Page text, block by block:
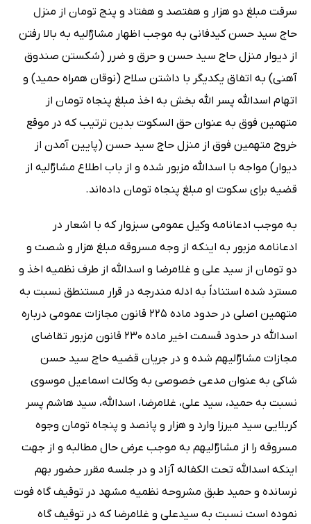
سرقت مبلغ دو هزار و هفتصد و هفتاد و پنج تومان از منزل
حاج سید حسن کیدفانی به موجب اظهار مشارٌالیه به بالا رفتن
از دیوار منزل حاج سید حسن و حرق و ضرر (شکستن صندوق
آهنی) به اتفاق یکدیگر با داشتن سلاح (نوقان همراه حمید) و
اتهام اسدالله پسر الله بخش به اخذ مبلغ پنجاه تومان از
متهمین فوق به عنوان حق السکوت بدین ترتیب که در موقع
خروج متهمین فوق از منزل حاج سید حسن (پایین آمدن از
دیوار) مواجه با اسدالله مزبور شده و از باب اطلاع مشارٌالیه از
قضیه برای سکوت او مبلغ پنجاه تومان داده‌اند.
به موجب ادعانامه وکیل عمومی سبزوار که با اشعار در
ادعانامه مزبور به اینکه از وجه مسروقه مبلغ هزار و شصت و
دو تومان از سید علی و غلامرضا و اسدالله از طرف نظمیه اخذ و
مسترد شده استناداً به ادله مندرجه در قرار مستنطق نسبت به
متهمین اصلی در حدود ماده 225 قانون مجازات عمومی درباره
اسدالله در حدود قسمت اخیر ماده 230 قانون مزبور تقاضای
مجازات مشارٌالیهم شده و در جریان قضیه حاج سید حسن
شاکی به عنوان مدعی خصوصی به وکالت اسماعیل موسوی
نسبت به حمید، سید علی، غلامرضا، اسدالله، سید هاشم پسر
کربلایی سید میرزا وارد و هزار و پانصد و پنجاه تومان وجوه
مسروقه را از مشارٌالیهم به موجب عرض حال مطالبه و از جهت
اینکه اسدالله تحت الکفاله آزاد و در جلسه مقرر حضور بهم
نرسانده و حمید طبق مشروحه نظمیه مشهد در توقیف گاه فوت
نموده است نسبت به سیدعلی و غلامرضا که در توقیف گاه